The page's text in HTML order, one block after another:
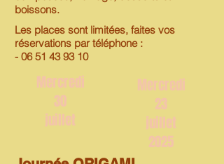
boissons.
Les places sont limitées, faites vos
réservations par téléphone :
- 06 51 43 93 10
Mercredi
30
juillet
Mercredi
23
juillet
2025